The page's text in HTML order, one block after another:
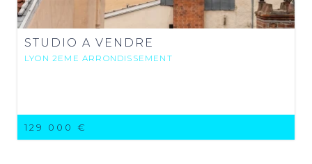
STUDIO A VENDRE
LYON 2EME ARRONDISSEMENT
129 000 €